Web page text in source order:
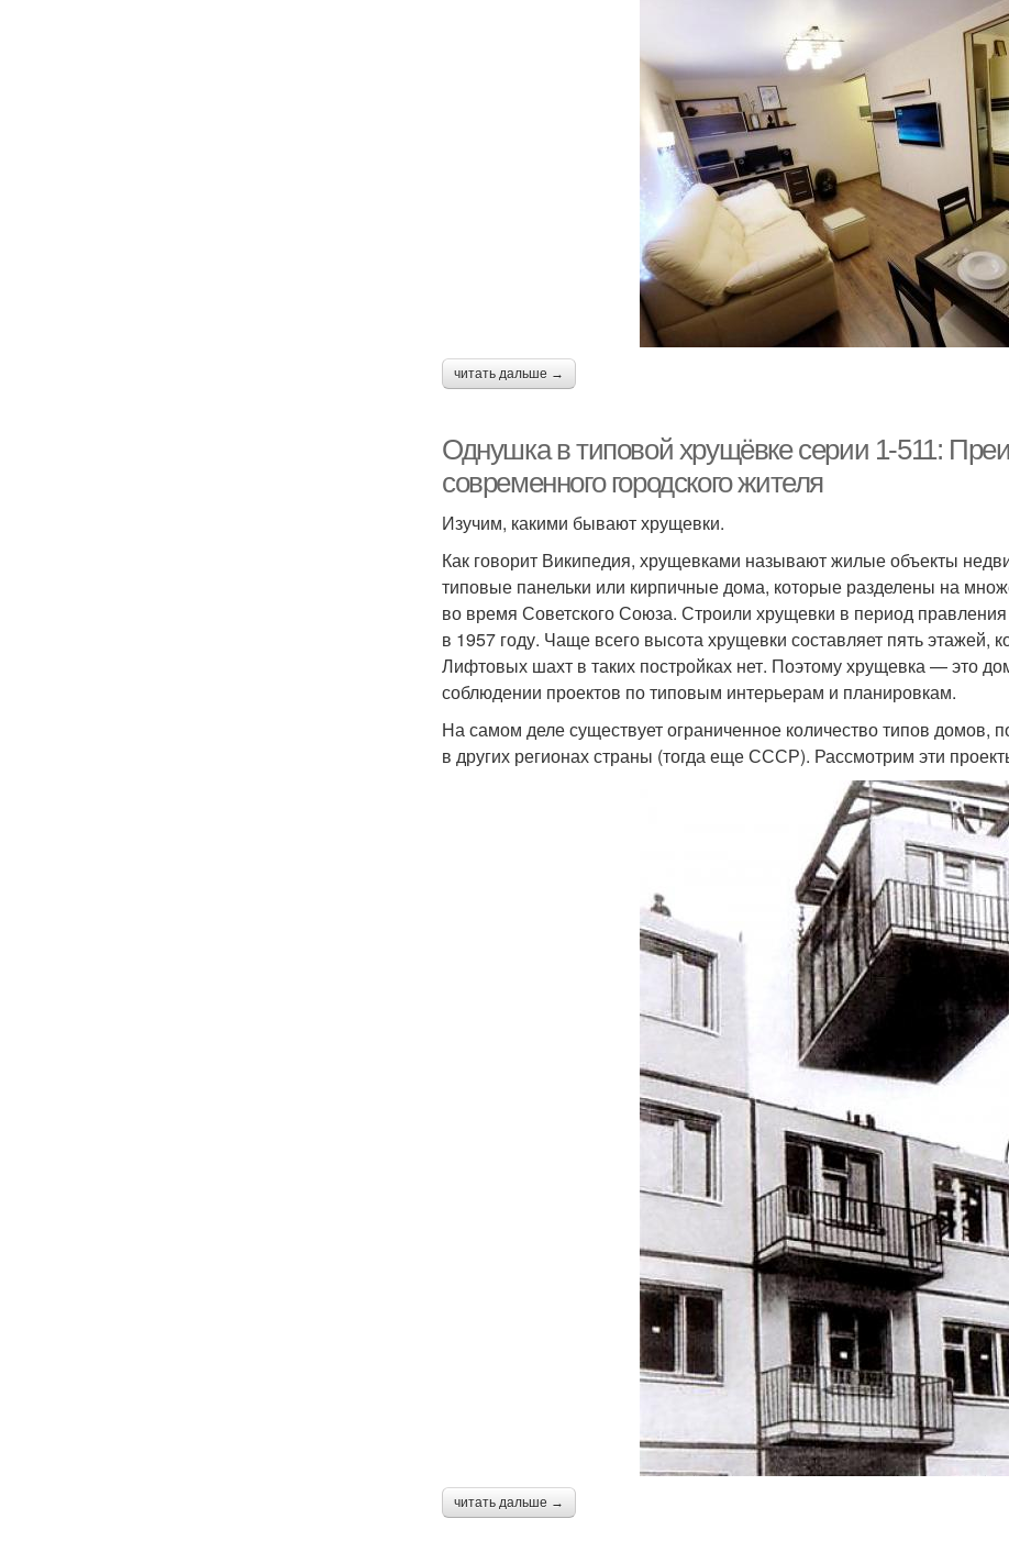
читать дальше →
Однушка в типовой хрущёвке серии 1-511:
современного городского жителя
Изучим, какими бывают хрущевки.
Как говорит Википедия, хрущевками называют жилые объекты
типовые панельки или кирпичные дома, которые разделены на
во время Советского Союза. Строили хрущевки в период
в 1957 году. Чаще всего высота хрущевки составляет пять
Лифтовых шахт в таких постройках нет. Поэтому хрущевка — это
соблюдении проектов по типовым интерьерам и планировкам.
На самом деле существует ограниченное количество типов
в других регионах страны (тогда еще СССР). Рассмотрим эти
читать дальше →